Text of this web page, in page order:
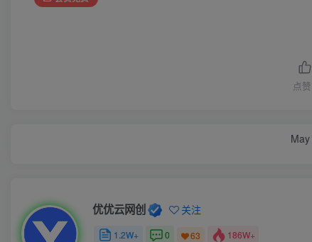
点赞
优优云网创 关注
1.2W+ 0 63 186W+